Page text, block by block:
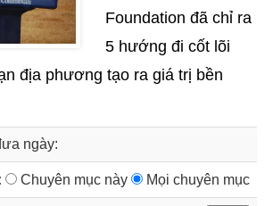
Foundation đã chỉ ra
5 hướng đi cốt lõi
địa phương tạo ra giá trị bền
ngày:
Chuyên mục này Mọi chuyên mục